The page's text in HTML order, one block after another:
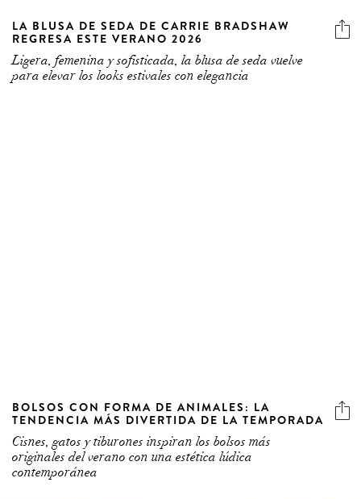
REGRESA ESTE VERANO 2026
Ligera, femenina y sofisticada, la blusa de seda vuelve
para elevar los looks estivales con elegancia
TENDENCIA MÁS DIVERTIDA DE LA TEMPORADA
Cisnes, gatos y tiburones inspiran los bolsos más
originales del verano con una estética lúdica
contemporánea